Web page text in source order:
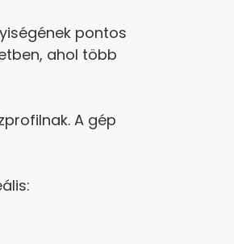
pontos
ahol több
A gép